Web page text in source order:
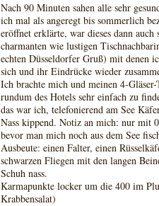
Nach 90 Minuten sahen alle sehr
ich mal als angeregt bis sommerlich
eröffnet erklärte, war dieses dann
charmanten wie lustigen
echten Düsseldorfer Gruß) mit denen
sich und ihr Eindrücke wieder
Ich brachte mich und meinen 4-
rundum des Hotels sehr einfach zu
das war ich, telefonierend am See
Nass kippend. Notiz an mich: nur mit
bevor man mich noch aus dem See
Ausbeute: einen Falter, einen
schwarzen Fliegen mit den langen
Schuh nass.
Karmapunkte locker um die 400 im
Krabbensalat)